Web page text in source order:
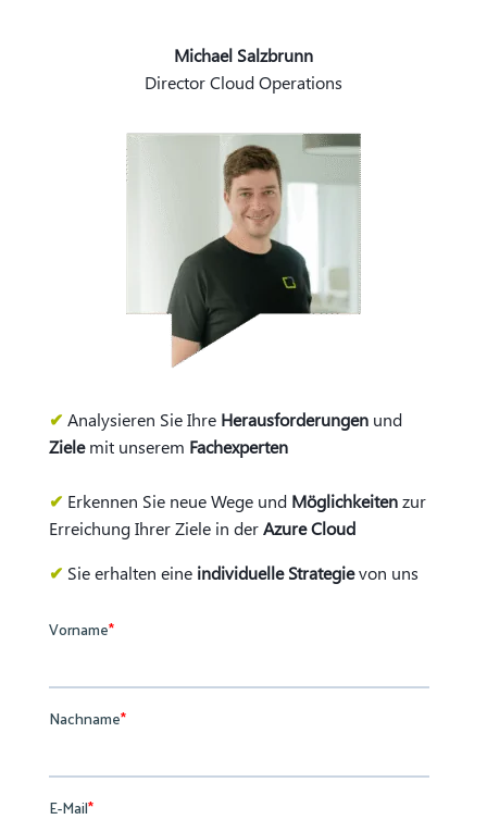
Michael Salzbrunn
Director Cloud Operations
✔ Analysieren Sie Ihre Herausforderungenund
Zielemit unserem Fachexperten
✔ Erkennen Sie neue Wege undMöglichkeitenzur
Erreichung Ihrer Ziele in derAzure Cloud
✔ Sie erhalten eine individuelle Strategievon uns